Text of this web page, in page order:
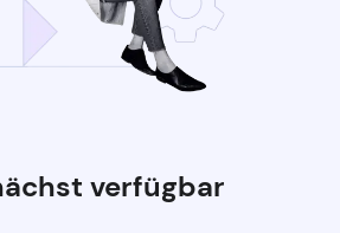
verfügbar